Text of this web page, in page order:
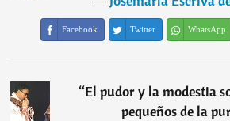
Facebook Twitter WhatsApp
“El pudor y la modestia
pequeños de la